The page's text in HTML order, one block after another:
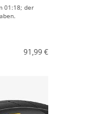
01:18; der
91,99 €